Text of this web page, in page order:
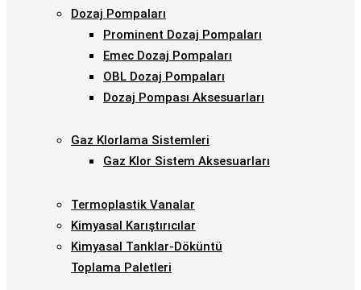
Dozaj Pompaları
Prominent Dozaj Pompaları
Emec Dozaj Pompaları
OBL Dozaj Pompaları
Dozaj Pompası Aksesuarları
Gaz Klorlama Sistemleri
Gaz Klor Sistem Aksesuarları
Termoplastik Vanalar
Kimyasal Karıştırıcılar
Kimyasal Tanklar-Döküntü
Toplama Paletleri